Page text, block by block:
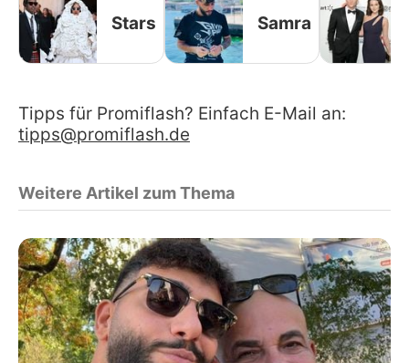
Stars Samra
Tipps für Promiflash? Einfach E-Mail an:
tipps@promiflash.de
Weitere Artikel zum Thema